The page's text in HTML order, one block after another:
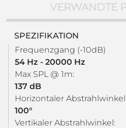
VERWANDTE
SPEZIFIKATION
Frequenzgang (-10dB)
54 Hz - 20000 Hz
Max SPL @ 1m:
137 dB
Horizontaler
100°
Vertikaler Abstrahlwinkel: